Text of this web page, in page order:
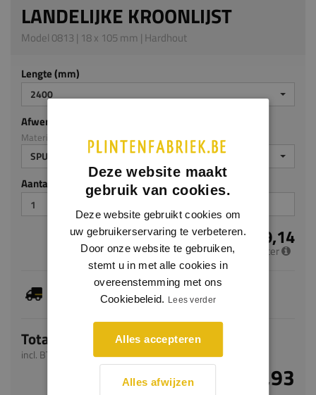
LANDELIJKE KROONLIJST
Model 0813 | 18 x 105 mm | Hardhout
Lengte (mm)
2400
Afwerking
Materiaal: Hardhout
SPUITPLAMUUR
Aantal stuks
€ 9,14
per meter
Dit artikel is voorradig, de verwachte levertijd
bedraagt 1-3 werkdagen
Totaal
incl. BTW
€ 21,93
Deze website maakt
gebruik van cookies.
Deze website gebruikt cookies om
uw gebruikerservaring te verbeteren.
Door onze website te gebruiken,
stemt u in met alle cookies in
overeenstemming met ons
Cookiebeleid. Lees verder
Alles accepteren
Alles afwijzen